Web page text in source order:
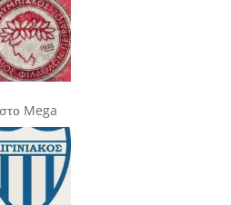
Mega